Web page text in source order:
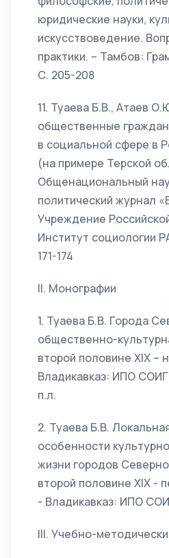
юридические науки,
искусствоведение.
практики. – Тамбов:
С. 205-208
11. Туаева Б.В., Атаев
общественные
в социальной сфере в
(на примере Терской
Общенациональный
политический журнал
Учреждение
Институт социологии
171-174
II. Монографии
1. Туаева Б.В. Города
общественно-
второй половине XIX –
Владикавказ: ИПО
п.л.
2. Туаева Б.В.
особенности
жизни городов
второй половине XIX -
- Владикавказ: ИПО
III. Учебно-